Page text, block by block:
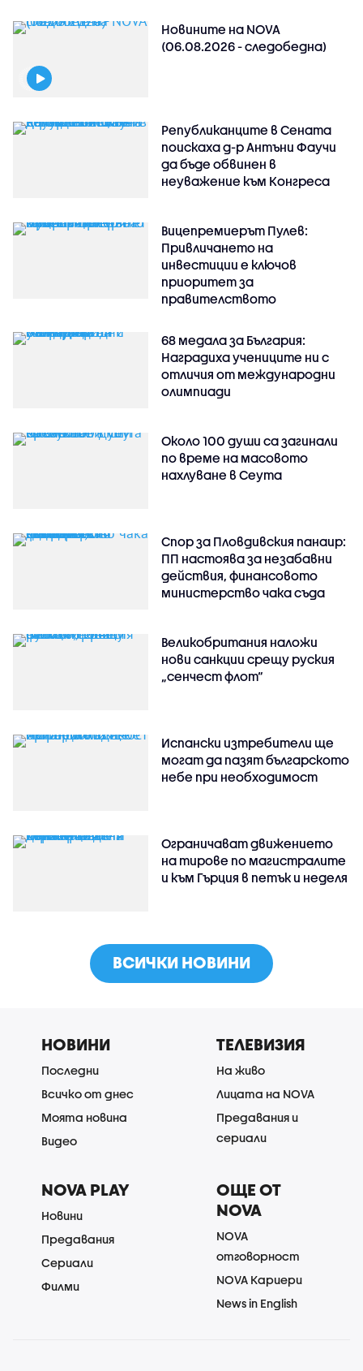
Новините на NOVA
(06.08.2026 - следобедна)
Републиканците в Сената
поискаха д-р Антъни Фаучи
да бъде обвинен в
неуважение към Конгреса
Вицепремиерът Пулев:
Привличането на
инвестиции е ключов
приоритет за
правителството
68 медала за България:
Наградиха учениците ни с
отличия от международни
олимпиади
Около 100 души са загинали
по време на масовото
нахлуване в Сеута
Спор за Пловдивския панаир:
ПП настоява за незабавни
действия, финансовото
министерство чака съда
Великобритания наложи
нови санкции срещу руския
„сенчест флот“
Испански изтребители ще
могат да пазят българското
небе при необходимост
Ограничават движението
на тирове по магистралите
и към Гърция в петък и неделя
ВСИЧКИ НОВИНИ
НОВИНИ
Последни
Всичко от днес
Моята новина
Видео
ТЕЛЕВИЗИЯ
На живо
Лицата на NOVA
Предавания и
сериали
NOVA PLAY
Новини
Предавания
Сериали
Филми
ОЩЕ ОТ
NOVA
NOVA
отговорност
NOVA Кариери
News in English